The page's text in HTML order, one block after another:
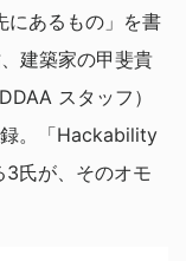
あるもの」を書
建築家の甲斐貴
スタッフ）
。「Hackability
氏が、そのオモ